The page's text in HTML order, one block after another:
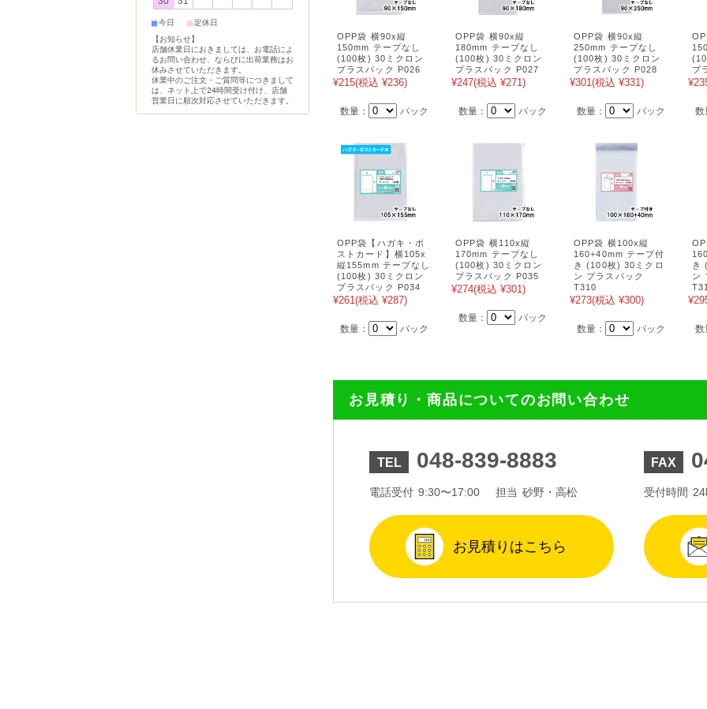
OPP袋 横90x縦
150mm テープなし
(100枚) 30ミクロン
プラスパック P026
¥215(税込 ¥236)
数量： パック
OPP袋 横90x縦
180mm テープなし
(100枚) 30ミクロン
プラスパック P027
¥247(税込 ¥271)
数量： パック
OPP袋 横90x縦
250mm テープなし
(100枚) 30ミクロン
プラスパック P028
¥301 (税込 ¥331)
数量： パック
プ
数
OPP袋【ハガキ・ポ
ストカード】横105x
縦155mm テープなし
(100枚) 30ミクロン
プラスパック P034
¥261 (税込 ¥287)
数量： パック
OPP袋 横110x縦
170mm テープなし
(100枚) 30ミクロン
プラスパック P035
¥274(税込 ¥301)
数量： パック
OPP袋 横100x縦
160+40mm テープ付
き (100枚) 30ミクロ
ン プラスパック
T310
¥273(税込 ¥300)
数量： パック
き
ン
数
お見積り・商品についてのお問い合わせ
TEL 048-839-8883
電話受付 9:30〜17:00 担当 砂野・高松
お見積りはこちら
FAX
受付時間
■今日 ■定休日
【お知らせ】
店舗休業日におきましては、お電話によ
るお問い合わせ、ならびに出荷業務はお
休みさせていただきます。
休業中のご注文・ご質問等につきまして
は、ネット上で24時間受け付け、店舗
営業日に順次対応させていただきます。